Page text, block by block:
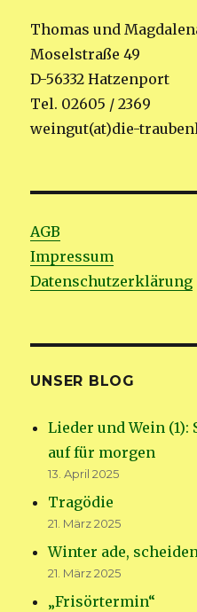
Thomas und
Moselstraße 49
D-56332 Hatzenport
Tel. 02605 / 2369
weingut(at)die-
AGB
Impressum
Datenschutzerklärung
UNSER BLOG
Lieder und Wein
auf für morgen
13. April 2025
Tragödie
21. März 2025
Winter ade,
21. März 2025
„Frisörtermin“